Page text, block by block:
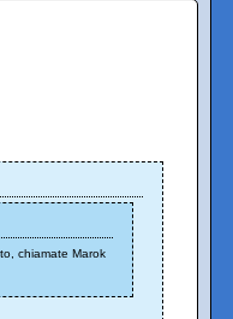
chiamate Marok